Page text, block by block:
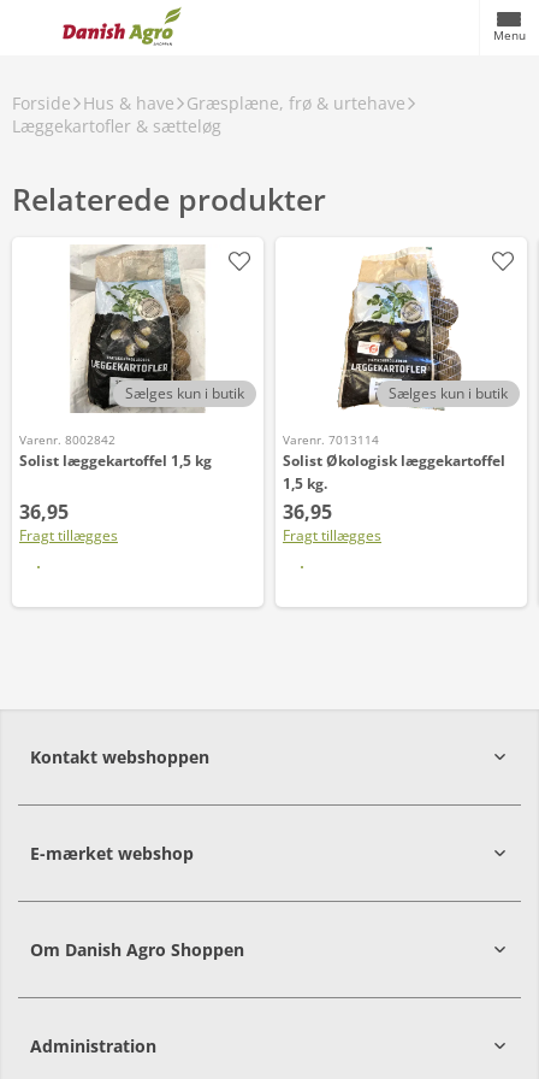
Menu
Forside Hus & have
Græsplæne, frø & urtehave
Læggekartofler & sætteløg
Relaterede produkter
Sælges kun i butik
Varenr. 8002842
Solist læggekartoffel 1,5 kg
36,95
Fragt tillægges
Sælges kun i butik
Varenr. 7013114
Solist Økologisk læggekartoffel
1,5 kg.
36,95
Fragt tillægges
Kontakt webshoppen
E-mærket webshop
Om Danish Agro Shoppen
Administration